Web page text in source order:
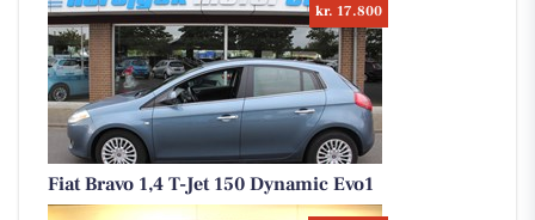
kr. 17.800
Fiat Bravo 1,4 T-Jet 150 Dynamic Evo1